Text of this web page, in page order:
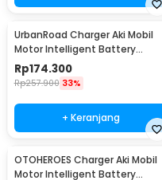
UrbanRoad Charger Aki Mobil
Motor Intelligent Battery
Charger 6V/12V - MF1
Rp174.300
Rp257.900 33%
+ Keranjang
OTOHEROES Charger Aki Mobil
Motor Intelligent Battery